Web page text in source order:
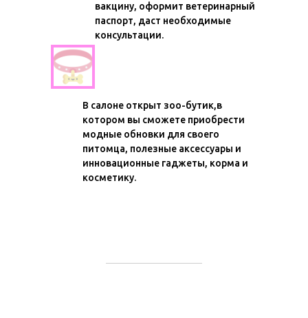
вакцину, оформит ветеринарный
паспорт, даст необходимые
консультации.
В салоне открыт зоо-бутик,в
котором вы сможете приобрести
модные обновки для своего
питомца, полезные аксессуары и
инновационные гаджеты, корма и
косметику.